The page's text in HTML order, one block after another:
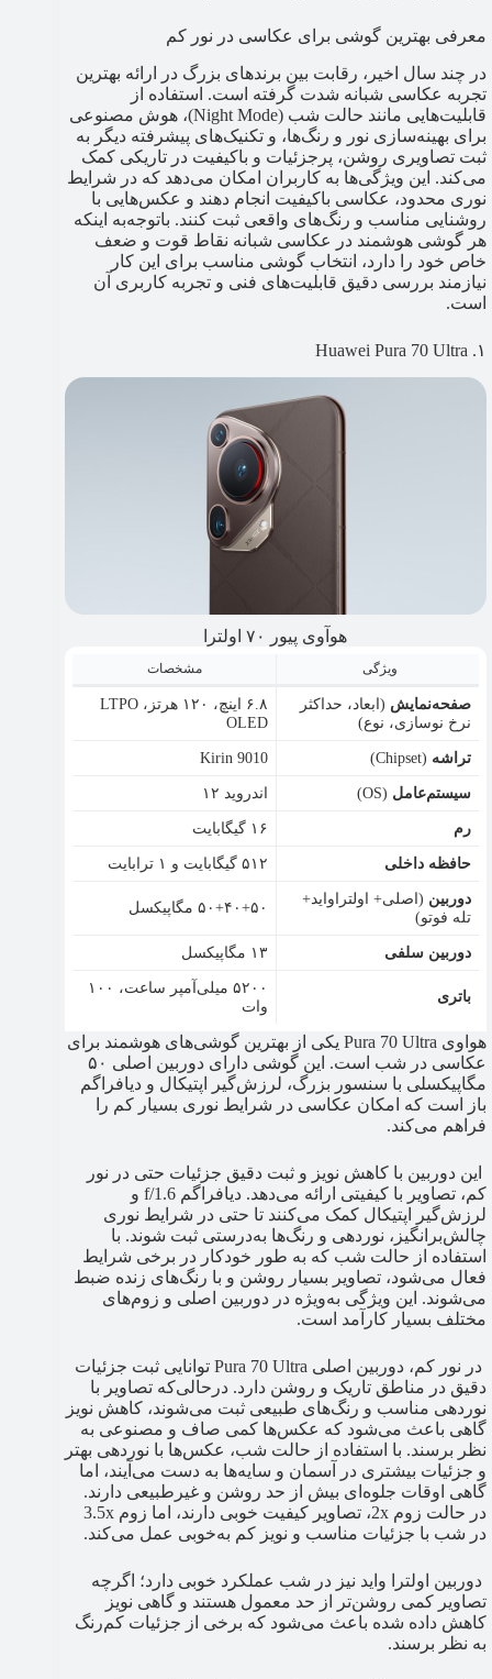
معرفی بهترین گوشی برای عکاسی در نور کم
در چند سال اخیر، رقابت بین برندهای بزرگ در ارائه بهترین
تجربه عکاسی شبانه شدت گرفته است. استفاده از
قابلیت‌هایی مانند حالت شب (Night Mode)، هوش مصنوعی
برای بهینه‌سازی نور و رنگ‌ها، و تکنیک‌های پیشرفته دیگر به
ثبت تصاویری روشن، پرجزئیات و باکیفیت در تاریکی کمک
می‌کند. این ویژگی‌ها به کاربران امکان می‌دهد که در شرایط
نوری محدود، عکاسی باکیفیت انجام دهند و عکس‌هایی با
روشنایی مناسب و رنگ‌های واقعی ثبت کنند. باتوجه‌به اینکه
هر گوشی هوشمند در عکاسی شبانه نقاط قوت و ضعف
خاص خود را دارد، انتخاب گوشی مناسب برای این کار
نیازمند بررسی دقیق قابلیت‌های فنی و تجربه کاربری آن
است.
۱. Huawei Pura 70 Ultra
هوآوی پیور ۷۰ اولترا
ویژگی مشخصات
صفحه‌نمایش (ابعاد، حداکثر
نرخ نوسازی، نوع)
۶.۸ اینچ، ۱۲۰ هرتز، LTPO
OLED
تراشه (Chipset)
Kirin 9010
سیستم‌عامل (OS)
اندروید ۱۲
رم
۱۶ گیگابایت
حافظه داخلی
۵۱۲ گیگابایت و ۱ ترابایت
دوربین (اصلی+ اولتراواید+
تله فوتو)
۵۰+۴۰+۵۰ مگاپیکسل
دوربین سلفی ۱۳ مگاپیکسل
باتری
۵۲۰۰ میلی‌آمپر ساعت، ۱۰۰
وات
هواوی Pura 70 Ultra یکی از بهترین گوشی‌های هوشمند برای
عکاسی در شب است. این گوشی دارای دوربین اصلی ۵۰
مگاپیکسلی با سنسور بزرگ، لرزش‌گیر اپتیکال و دیافراگم
باز است که امکان عکاسی در شرایط نوری بسیار کم را
فراهم می‌کند.
این دوربین با کاهش نویز و ثبت دقیق جزئیات حتی در نور
کم، تصاویر با کیفیتی ارائه می‌دهد. دیافراگم f/1.6 و
لرزش‌گیر اپتیکال کمک می‌کنند تا حتی در شرایط نوری
چالش‌برانگیز، نوردهی و رنگ‌ها به‌درستی ثبت شوند. با
استفاده از حالت شب که به طور خودکار در برخی شرایط
فعال می‌شود، تصاویر بسیار روشن و با رنگ‌های زنده ضبط
می‌شوند. این ویژگی به‌ویژه در دوربین اصلی و زوم‌های
مختلف بسیار کارآمد است.
در نور کم، دوربین اصلی Pura 70 Ultra توانایی ثبت جزئیات
دقیق در مناطق تاریک و روشن دارد. درحالی‌که تصاویر با
نوردهی مناسب و رنگ‌های طبیعی ثبت می‌شوند، کاهش نویز
گاهی باعث می‌شود که عکس‌ها کمی صاف و مصنوعی به
نظر برسند. با استفاده از حالت شب، عکس‌ها با نوردهی بهتر
و جزئیات بیشتری در آسمان و سایه‌ها به دست می‌آیند، اما
گاهی اوقات جلوه‌ای بیش از حد روشن و غیرطبیعی دارند.
در حالت زوم 2x، تصاویر کیفیت خوبی دارند، اما زوم 3.5x
در شب با جزئیات مناسب و نویز کم به‌خوبی عمل می‌کند.
دوربین اولترا واید نیز در شب عملکرد خوبی دارد؛ اگرچه
تصاویر کمی روشن‌تر از حد معمول هستند و گاهی نویز
کاهش داده شده باعث می‌شود که برخی از جزئیات کم‌رنگ
به نظر برسند.